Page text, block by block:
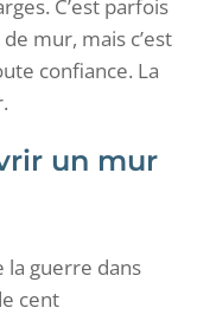
C’est parfois
mur, mais c’est
confiance. La
un mur
la guerre dans
cent